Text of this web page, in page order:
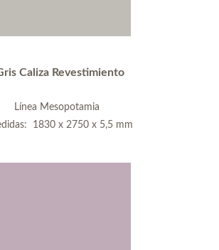
Caliza Revestimiento
Línea Mesopotamia
1830 x 2750 x 5,5 mm